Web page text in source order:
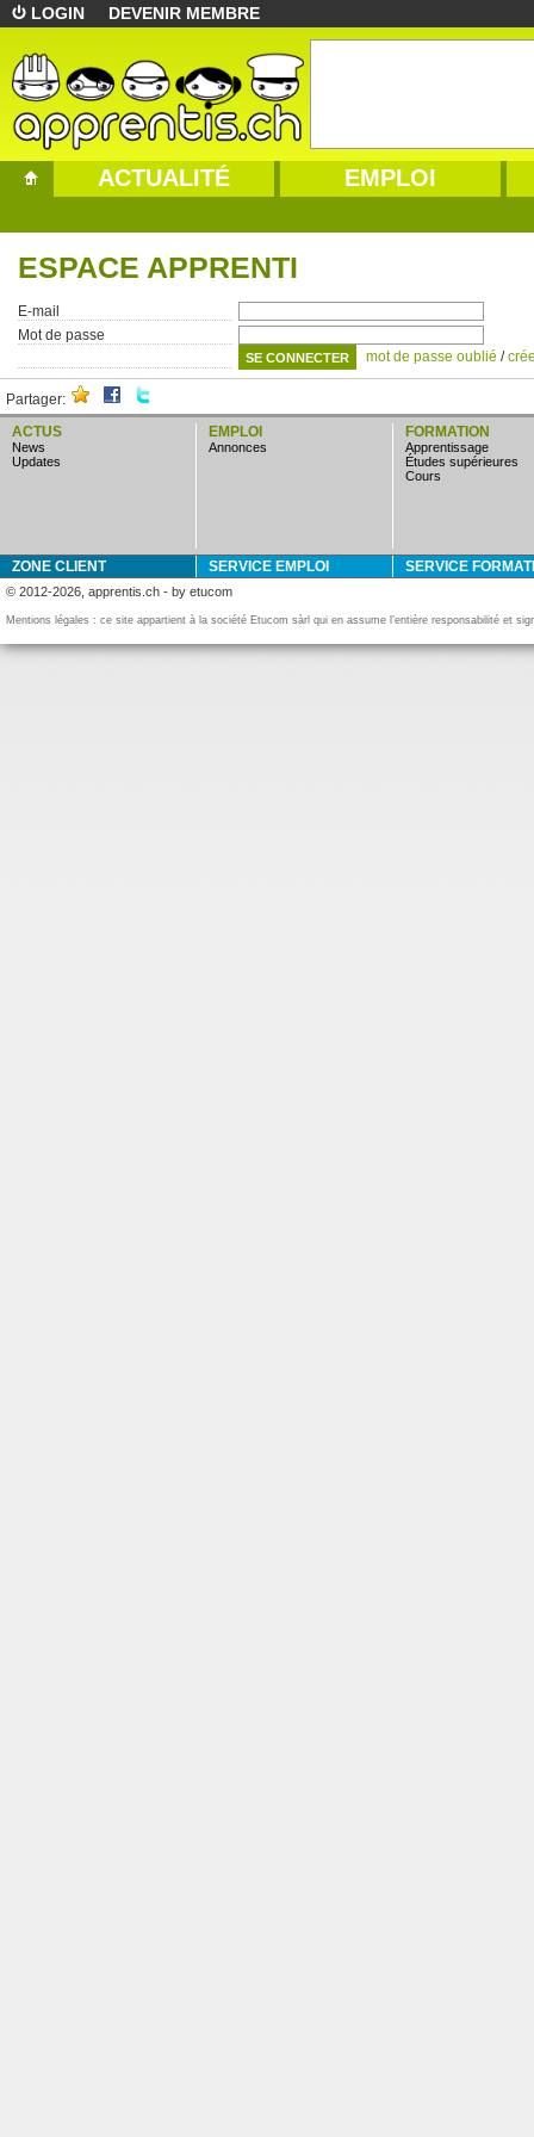
LOGIN DEVENIR MEMBRE
ACTUALITÉ EMPLOI
ESPACE APPRENTI
E-mail
Mot de passe
mot de passe oublié /
Partager:
ACTUS
news
updates
EMPLOI
annonces
FORMATION
apprentissage
études supérieures
cours
ZONE CLIENT SERVICE EMPLOI SERVICE
© 2012-2026, apprentis.ch - by etucom
Mentions légales : ce site appartient à la société Etucom sàrl qui en assume l’entière responsabilité et